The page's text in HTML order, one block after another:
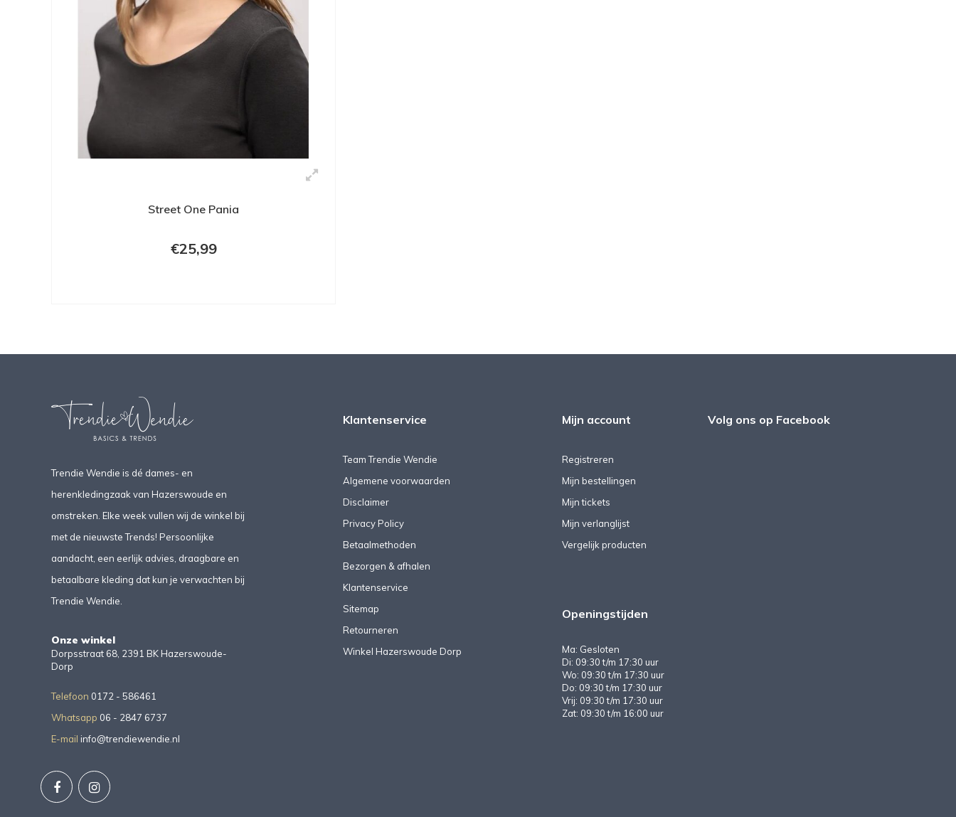
Street One Pania
€25,99
Trendie Wendie is dé dames- en
herenkledingzaak van Hazerswoude en
omstreken. Elke week vullen wij de winkel bij
met de nieuwste Trends! Persoonlijke
aandacht, een eerlijk advies, draagbare en
betaalbare kleding dat kun je verwachten bij
Trendie Wendie.
Onze winkel
Dorpsstraat 68, 2391 BK Hazerswoude-
Dorp
Telefoon 0172 - 586461
Whatsapp 06 - 2847 6737
E-mail info@trendiewendie.nl
Klantenservice
Team Trendie Wendie
Algemene voorwaarden
Disclaimer
Privacy Policy
Betaalmethoden
Bezorgen & afhalen
Klantenservice
Sitemap
Retourneren
Winkel Hazerswoude Dorp
Mijn account
Registreren
Mijn bestellingen
Mijn tickets
Mijn verlanglijst
Vergelijk producten
Openingstijden
Ma: Gesloten
Di: 09:30 t/m 17:30 uur
Wo: 09:30 t/m 17:30 uur
Do: 09:30 t/m 17:30 uur
Vrij: 09:30 t/m 17:30 uur
Zat: 09:30 t/m 16:00 uur
Volg ons op Facebook